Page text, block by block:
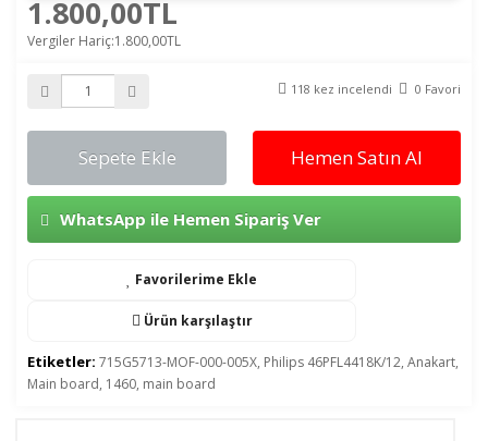
1.800,00TL
Vergiler Hariç:1.800,00TL
118 kez incelendi 0 Favori
Sepete Ekle Hemen Satın Al
WhatsApp ile Hemen Sipariş Ver
Favorilerime Ekle
Ürün karşılaştır
Etiketler: 715G5713-MOF-000-005X, Philips 46PFL4418K/12, Anakart,
Main board, 1460, main board